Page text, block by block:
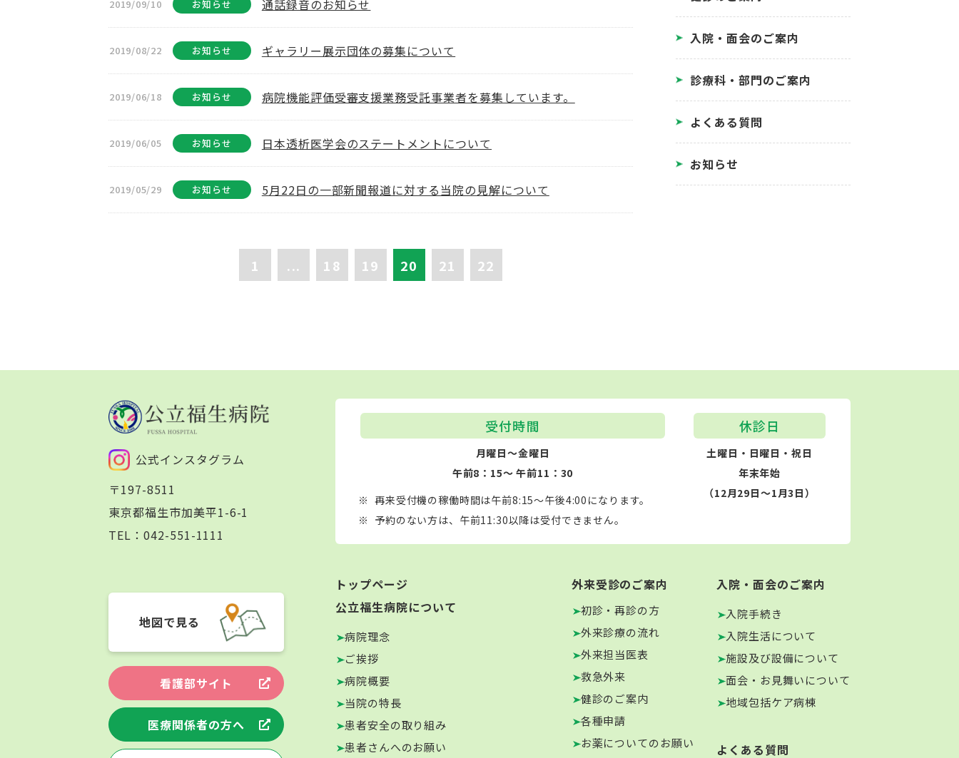
2019/09/10 お知らせ 通話録音のお知らせ
2019/08/22 お知らせ ギャラリー展示団体の募集について
2019/06/18 お知らせ 病院機能評価受審支援業務受託事業者を募集しています。
2019/06/05 お知らせ 日本透析医学会のステートメントについて
2019/05/29 お知らせ 5月22日の一部新聞報道に対する当院の見解について
1 ... 18 19 20 21 22
入院・面会のご案内
診療科・部門のご案内
よくある質問
お知らせ
公式インスタグラム
〒197-8511
東京都福生市加美平1-6-1
TEL： 042-551-1111
地図で見る
看護部サイト
医療関係者の方へ
受付時間
月曜日～金曜日
午前8：15～ 午前11：30
再来受付機の稼働時間は午前8:15～午後4:00になります。
予約のない方は、午前11:30以降は受付できません。
休診日
土曜日・日曜日・祝日
年末年始
（12月29日～1月3日）
トップページ
公立福生病院について
病院理念
ご挨拶
病院概要
当院の特長
患者安全の取り組み
患者さんへのお願い
外来受診のご案内
初診・再診の方
外来診療の流れ
外来担当医表
救急外来
健診のご案内
各種申請
お薬についてのお願い
入院・面会のご案内
入院手続き
入院生活について
施設及び設備について
面会・お見舞いについて
地域包括ケア病棟
よくある質問